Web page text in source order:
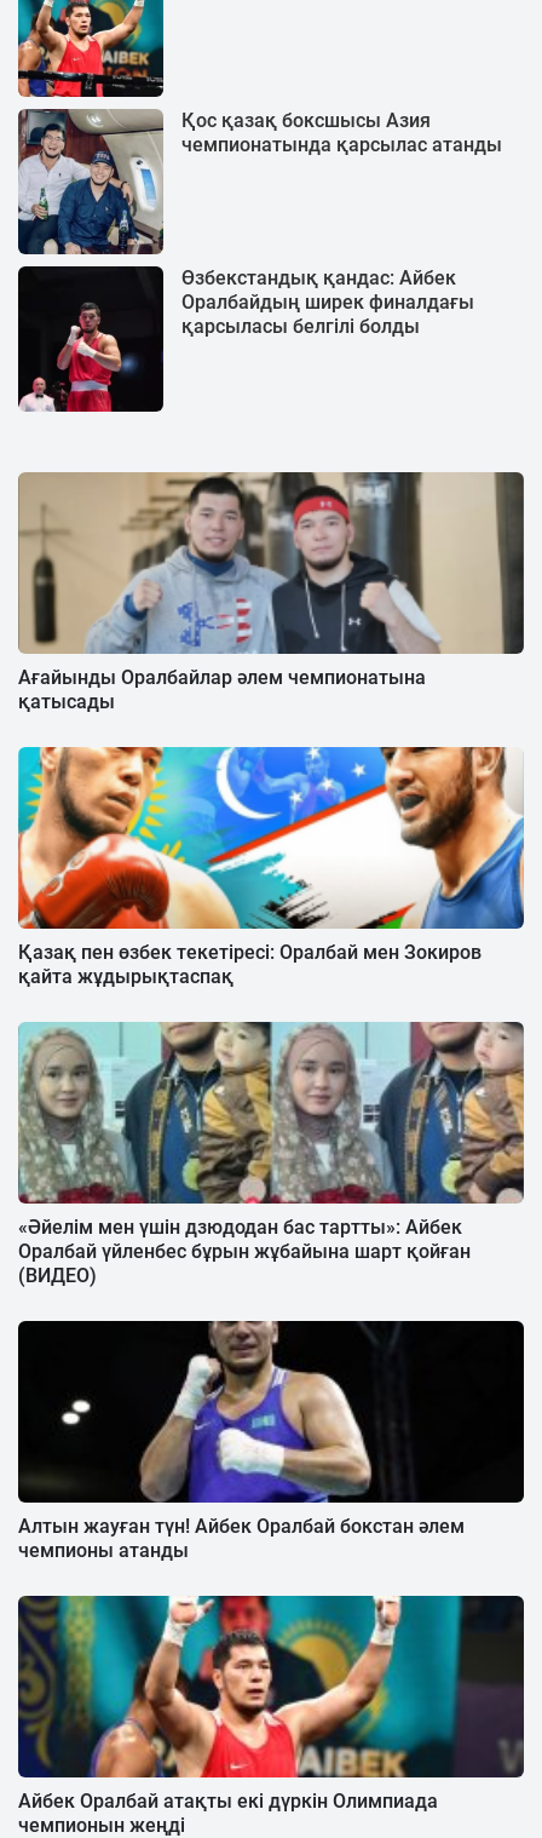
Қос қазақ боксшысы Азия
чемпионатында қарсылас атанды
Өзбекстандық қандас: Айбек
Оралбайдың ширек финалдағы
қарсыласы белгілі болды
Ағайынды Оралбайлар әлем чемпионатына
қатысады
Қазақ пен өзбек текетіресі: Оралбай мен Зокиров
қайта жұдырықтаспақ
«Әйелім мен үшін дзюдодан бас тартты»: Айбек
Оралбай үйленбес бұрын жұбайына шарт қойған
(ВИДЕО)
Алтын жауған түн! Айбек Оралбай бокстан әлем
чемпионы атанды
Айбек Оралбай атақты екі дүркін Олимпиада
чемпионын жеңді